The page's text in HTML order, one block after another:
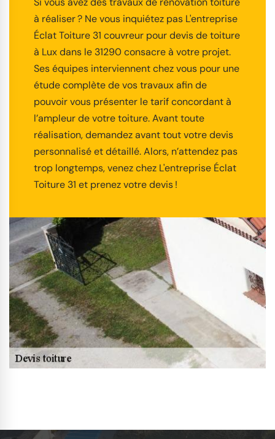
à réaliser ? Ne vous inquiétez pas L'entreprise
Éclat Toiture 31 couvreur pour devis de toiture
à Lux dans le 31290 consacre à votre projet.
Ses équipes interviennent chez vous pour une
étude complète de vos travaux afin de
pouvoir vous présenter le tarif concordant à
l’ampleur de votre toiture. Avant toute
réalisation, demandez avant tout votre devis
personnalisé et détaillé. Alors, n’attendez pas
trop longtemps, venez chez L'entreprise Éclat
Toiture 31 et prenez votre devis !